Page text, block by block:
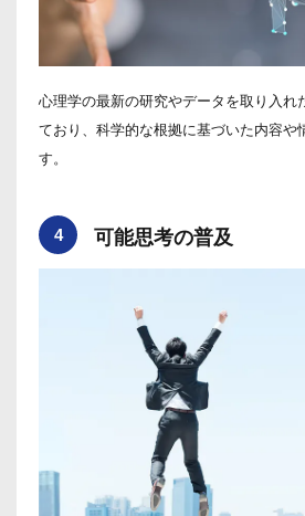
心理学の最新の研究やデータを取り入れ
ており、科学的な根拠に基づいた内容や
す。
4 可能思考の普及